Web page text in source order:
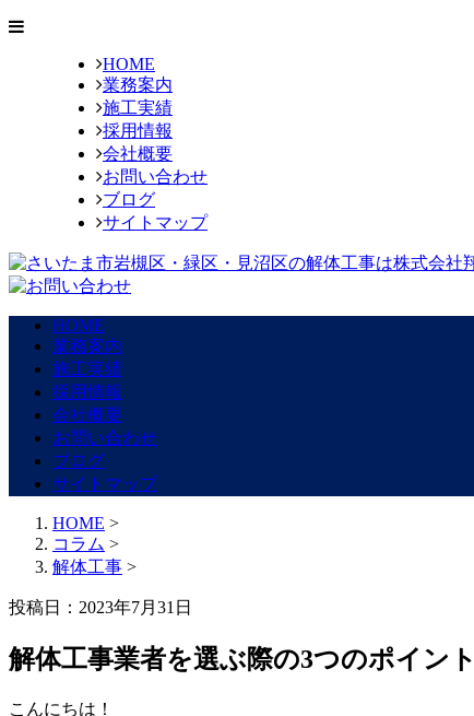
HOME
業務案内
施工実績
採用情報
会社概要
お問い合わせ
ブログ
サイトマップ
HOME
業務案内
施工実績
採用情報
会社概要
お問い合わせ
ブログ
サイトマップ
HOME >
コラム >
解体工事 >
投稿日：2023年7月31日
解体工事業者を選ぶ際の3つのポイント
こんにちは！